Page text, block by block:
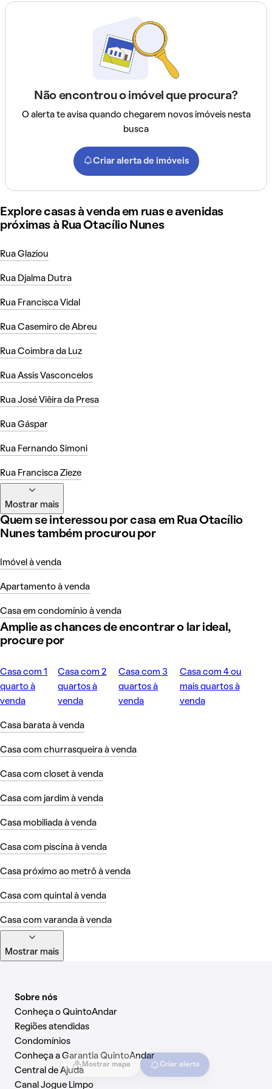
Mostrar mapa Criar alerta
Não encontrou o imóvel que procura?
O alerta te avisa quando chegarem novos imóveis nesta
busca
Criar alerta de imóveis
Explore casas à venda em ruas e avenidas
próximas à Rua Otacílio Nunes
Rua Glaziou
Rua Djalma Dutra
Rua Francisca Vidal
Rua Casemiro de Abreu
Rua Coimbra da Luz
Rua Assis Vasconcelos
Rua José Viêira da Presa
Rua Gáspar
Rua Fernando Simoni
Rua Francisca Zieze
Mostrar mais
Quem se interessou por casa em Rua Otacílio
Nunes também procurou por
Imóvel à venda
Apartamento à venda
Casa em condomínio à venda
Amplie as chances de encontrar o lar ideal,
procure por
Casa com 1
quarto à
venda
Casa com 2
quartos à
venda
Casa com 3
quartos à
venda
Casa com 4 ou
mais quartos à
venda
Casa barata à venda
Casa com churrasqueira à venda
Casa com closet à venda
Casa com jardim à venda
Casa mobiliada à venda
Casa com piscina à venda
Casa próximo ao metrô à venda
Casa com quintal à venda
Casa com varanda à venda
Mostrar mais
Sobre nós
Conheça o QuintoAndar
Regiões atendidas
Condomínios
Conheça a Garantia QuintoAndar
Central de Ajuda
Canal Jogue Limpo